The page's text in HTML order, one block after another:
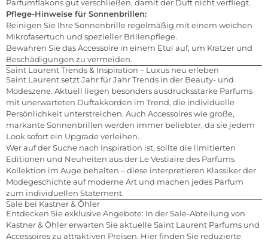
Parfumflakons gut verschließen, damit der Duft nicht verfliegt.
Pflege-Hinweise für Sonnenbrillen:
Reinigen Sie Ihre Sonnenbrille regelmäßig mit einem weichen
Mikrofasertuch und spezieller Brillenpflege.
Bewahren Sie das Accessoire in einem Etui auf, um Kratzer und
Beschädigungen zu vermeiden.
Saint Laurent Trends & Inspiration – Luxus neu erleben
Saint Laurent setzt Jahr für Jahr Trends in der Beauty- und
Modeszene. Aktuell liegen besonders ausdrucksstarke Parfums
mit unerwarteten Duftakkorden im Trend, die individuelle
Persönlichkeit unterstreichen. Auch Accessoires wie große,
markante Sonnenbrillen werden immer beliebter, da sie jedem
Look sofort ein Upgrade verleihen.
Wer auf der Suche nach Inspiration ist, sollte die limitierten
Editionen und Neuheiten aus der Le Vestiaire des Parfums
Kollektion im Auge behalten – diese interpretieren Klassiker der
Modegeschichte auf moderne Art und machen jedes Parfum
zum individuellen Statement.
Sale bei Kastner & Öhler
Entdecken Sie exklusive Angebote: In der Sale-Abteilung von
Kastner & Öhler erwarten Sie aktuelle Saint Laurent Parfums und
Accessoires zu attraktiven Preisen. Hier finden Sie reduzierte